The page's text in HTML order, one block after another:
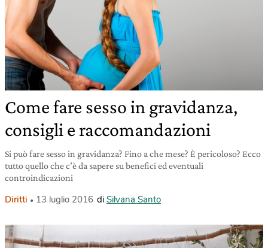
Come fare sesso in gravidanza,
consigli e raccomandazioni
Si può fare sesso in gravidanza? Fino a che mese? È pericoloso? Ecco
tutto quello che c’è da sapere su benefici ed eventuali
controindicazioni
Diritti 13 luglio 2016 di Silvana Santo